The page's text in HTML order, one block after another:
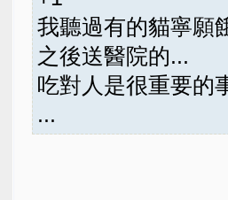
我聽過有的貓寧願
之後送醫院的...
吃對人是很重要的
...